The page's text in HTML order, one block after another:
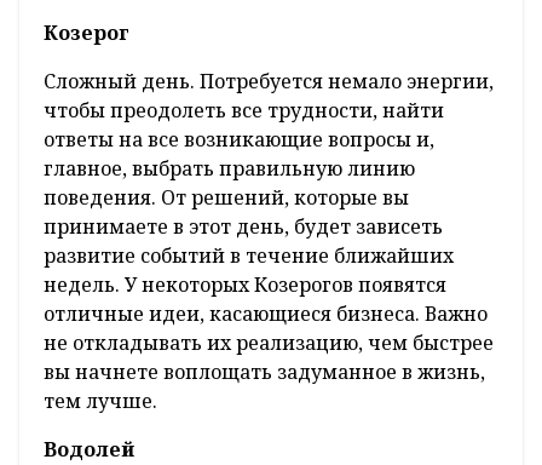
Козерог
Сложный день. Потребуется немало энергии,
чтобы преодолеть все трудности, найти
ответы на все возникающие вопросы и,
главное, выбрать правильную линию
поведения. От решений, которые вы
принимаете в этот день, будет зависеть
развитие событий в течение ближайших
недель. У некоторых Козерогов появятся
отличные идеи, касающиеся бизнеса. Важно
не откладывать их реализацию, чем быстрее
вы начнете воплощать задуманное в жизнь,
тем лучше.
Водолей